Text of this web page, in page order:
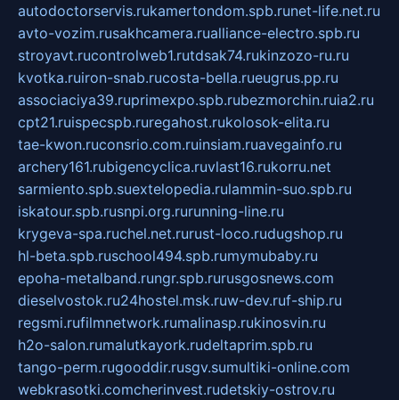
autodoctorservis.rukamertondom.spb.runet-life.net.ru
avto-vozim.rusakhcamera.rualliance-electro.spb.ru
stroyavt.rucontrolweb1.rutdsak74.rukinzozo-ru.ru
kvotka.ruiron-snab.rucosta-bella.rueugrus.pp.ru
associaciya39.ruprimexpo.spb.rubezmorchin.ruia2.ru
cpt21.ruispecspb.ruregahost.rukolosok-elita.ru
tae-kwon.ruconsrio.com.ruinsiam.ruavegainfo.ru
archery161.rubigencyclica.ruvlast16.rukorru.net
sarmiento.spb.suextelopedia.rulammin-suo.spb.ru
iskatour.spb.rusnpi.org.rurunning-line.ru
krygeva-spa.ruchel.net.rurust-loco.rudugshop.ru
hl-beta.spb.ruschool494.spb.rumymubaby.ru
epoha-metalband.rungr.spb.rurusgosnews.com
dieselvostok.ru24hostel.msk.ruw-dev.ruf-ship.ru
regsmi.rufilmnetwork.rumalinasp.rukinosvin.ru
h2o-salon.rumalutkayork.rudeltaprim.spb.ru
tango-perm.rugooddir.rusgv.sumultiki-online.com
webkrasotki.comcherinvest.rudetskiy-ostrov.ru